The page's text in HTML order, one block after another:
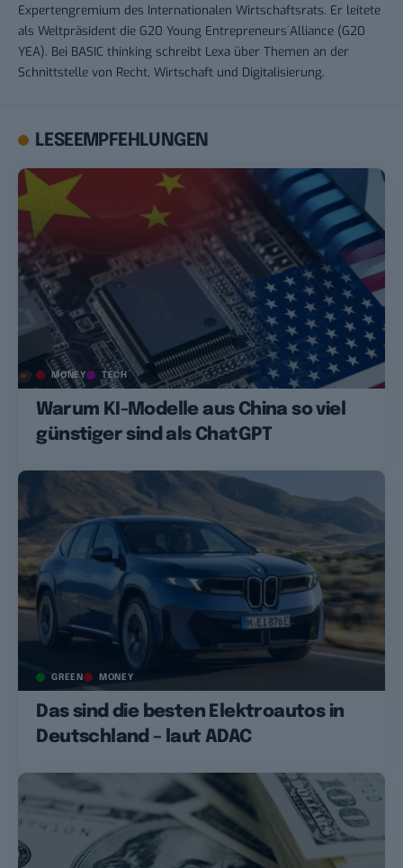
Expertengremium des Internationalen Wirtschaftsrats. Er leitete
als Weltpräsident die G20 Young Entrepreneurs´Alliance (G20
YEA). Bei BASIC thinking schreibt Lexa über Themen an der
Schnittstelle von Recht, Wirtschaft und Digitalisierung.
LESEEMPFEHLUNGEN
MONEY TECH
Warum KI-Modelle aus China so viel
günstiger sind als ChatGPT
GREEN MONEY
Das sind die besten Elektroautos in
Deutschland – laut ADAC